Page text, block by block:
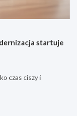
startuje
czas ciszy i